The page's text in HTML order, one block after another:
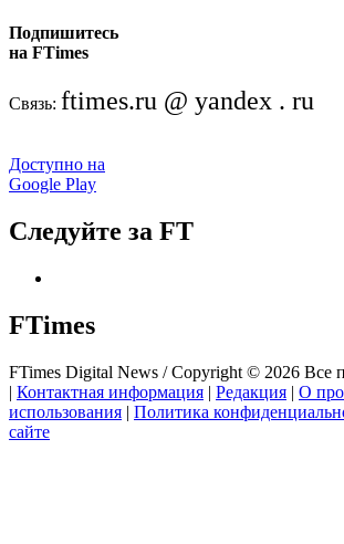
Подпишитесь
на FTimes
Связь: ftimes.ru @ yandex . ru
Доступно на
Google Play
Следуйте за FT
FTimes
FTimes Digital News / Copyright © 2026 Все
| Контактная информация | Редакция | О
использования | Политика
сайте